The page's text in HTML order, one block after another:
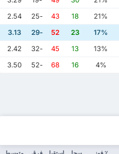
21%
18
43
-25
2.54
17%
23
52
-29
3.13
13%
13
45
-32
2.42
4%
16
68
-52
3.50